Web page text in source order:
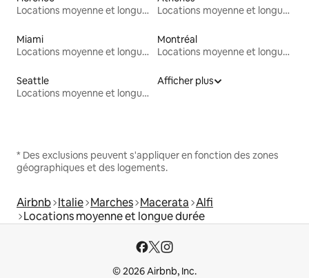
Locations moyenne et longue durée
Locations moyenne et longue durée
Miami
Locations moyenne et longue durée
Montréal
Locations moyenne et longue durée
Seattle
Locations moyenne et longue durée
Afficher plus
* Des exclusions peuvent s'appliquer en fonction des zones
géographiques et des logements.
Airbnb Italie Marches Macerata Alfi
Locations moyenne et longue durée
© 2026 Airbnb, Inc.